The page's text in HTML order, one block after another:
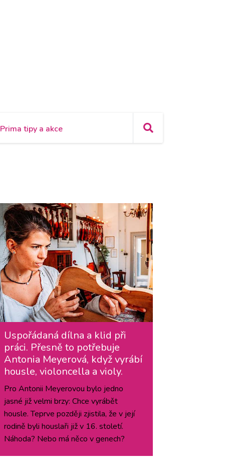
Prima tipy a akce
Uspořádaná dílna a klid při
práci. Přesně to potřebuje
Antonia Meyerová, když vyrábí
housle, violoncella a violy.
Pro Antonii Meyerovou bylo jedno
jasné již velmi brzy: Chce vyrábět
housle. Teprve později zjistila, že v její
rodině byli houslaři již v 16. století.
Náhoda? Nebo má něco v genech?